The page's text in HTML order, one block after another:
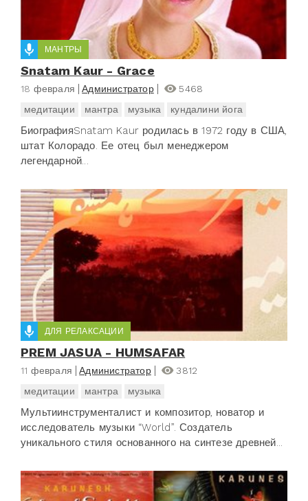
МАНТРЫ
Snatam Kaur - Grace
18 февраля Администратор
5468
медитации
мантра музыка кундалини йога
БиографияSnatam Kaur родилась в 1972 году в США,
штат Колорадо. Ее отец был менеджером
легендарной...
ДЛЯ РЕЛАКСАЦИИ
PREM JASUA - HUMSAFAR
11 февраля Администратор
3812
медитации
мантра музыка
Мультиинструменталист и композитор, новатор и
исследователь музыки “World”. Создатель
уникального стиля основанного на синтезе древней...